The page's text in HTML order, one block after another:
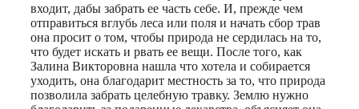
входит, дабы забрать ее часть себе. И, прежде чем
отправиться вглубь леса или поля и начать сбор трав
она просит о том, чтобы природа не сердилась на то,
что будет искать и рвать ее вещи. После того, как
Залина Викторовна нашла что хотела и собирается
уходить, она благодарит местность за то, что природа
позволила забрать целебную травку. Землю нужно